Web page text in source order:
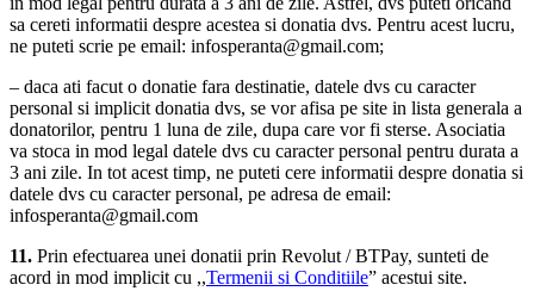
sa cereti informatii despre acestea si donatia dvs. Pentru acest lucru,
ne puteti scrie pe email: infosperanta@gmail.com;
– daca ati facut o donatie fara destinatie, datele dvs cu caracter
personal si implicit donatia dvs, se vor afisa pe site in lista generala a
donatorilor, pentru 1 luna de zile, dupa care vor fi sterse. Asociatia
va stoca in mod legal datele dvs cu caracter personal pentru durata a
3 ani zile. In tot acest timp, ne puteti cere informatii despre donatia si
datele dvs cu caracter personal, pe adresa de email:
infosperanta@gmail.com
11. Prin efectuarea unei donatii prin Revolut / BTPay, sunteti de
acord in mod implicit cu ,,Termenii si Conditiile” acestui site.